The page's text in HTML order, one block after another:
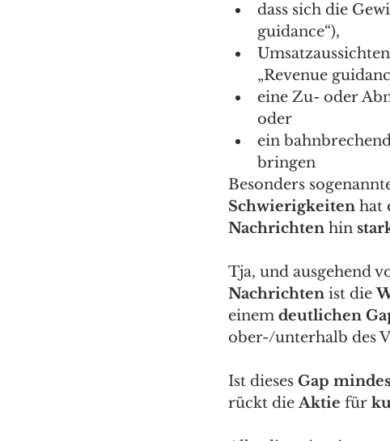
dass sich die
guidance“),
„Revenue
eine Zu- oder
oder
ein
bringen
Besonders
Schwierigkeiten hat
Nachrichten hin
Tja, und ausgehend
Nachrichten ist die
einem deutlichen
ober-/unterhalb des
Ist dieses Gap
rückt die Aktie für